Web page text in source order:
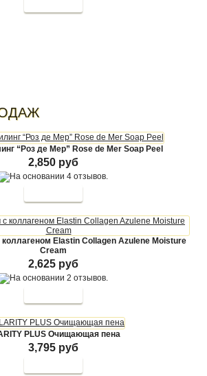
“Роз де Мер” Rose de Mer Soap Peel
2,850 руб
Elastin Collagen Azulene Moisture
Cream
2,625 руб
PLUS Очищающая пена
3,795 руб